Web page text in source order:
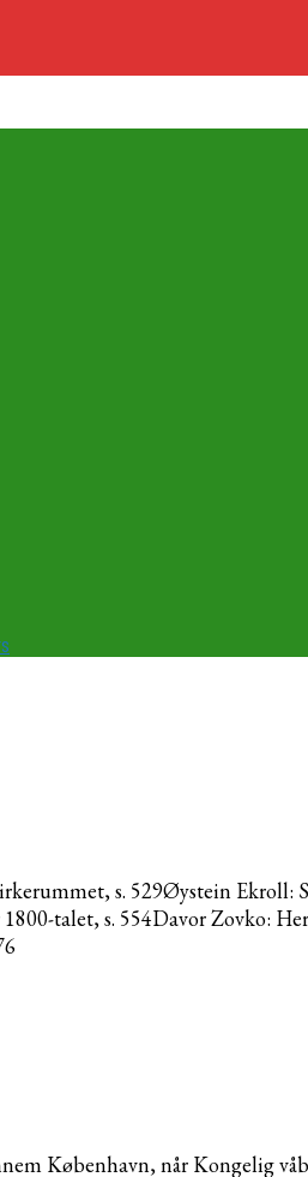
s. 529Øystein Ekroll:
talet, s. 554Davor Zovko:
København, når Kongelig